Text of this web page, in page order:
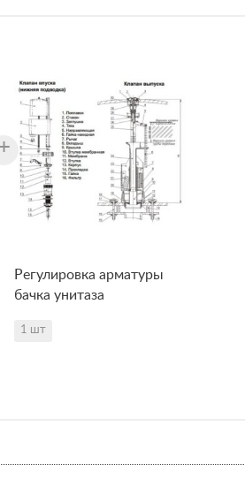
Регулировка арматуры
бачка унитаза
1 шт